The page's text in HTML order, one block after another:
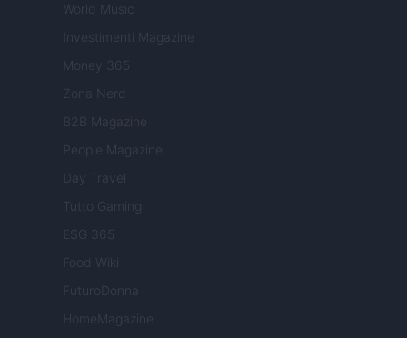
World Music
Investimenti Magazine
Money 365
Zona Nerd
B2B Magazine
People Magazine
Day Travel
Tutto Gaming
ESG 365
Food Wiki
FuturoDonna
HomeMagazine